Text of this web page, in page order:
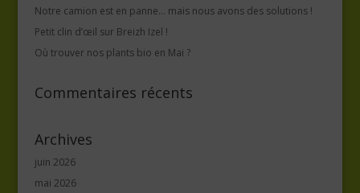
Notre camion est en panne… mais nous avons des solutions !
Petit clin d’œil sur Breizh Izel !
Où trouver nos plants bio en Mai ?
Commentaires récents
Archives
juin 2026
mai 2026